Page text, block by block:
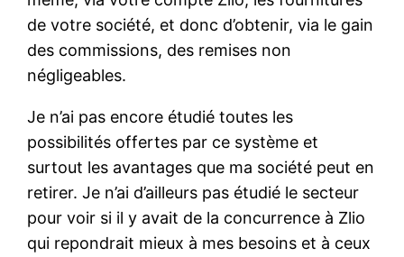
de votre société, et donc d’obtenir, via le gain
des commissions, des remises non
négligeables.
Je n’ai pas encore étudié toutes les
possibilités offertes par ce système et
surtout les avantages que ma société peut en
retirer. Je n’ai d’ailleurs pas étudié le secteur
pour voir si il y avait de la concurrence à Zlio
qui repondrait mieux à mes besoins et à ceux